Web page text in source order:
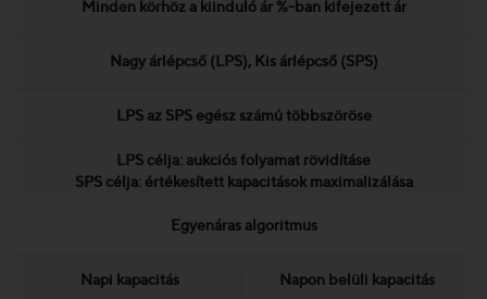
Minden körhöz a kiinduló ár %-ban kifejezett ár
Nagy árlépcső (LPS), Kis árlépcső (SPS)
LPS az SPS egész számú többszöröse
LPS célja: aukciós folyamat rövidításe
SPS célja: értékesített kapacitások maximalizálása
Egyenáras algoritmus
Napi kapacitás Napon belüli kapacitás